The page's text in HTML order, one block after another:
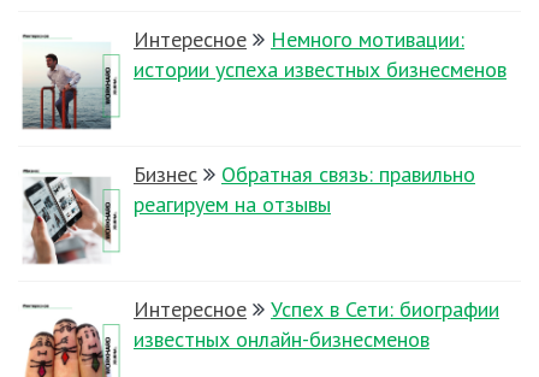
Интересное
Немного мотивации:
истории успеха известных бизнесменов
Бизнес
Обратная связь: правильно
реагируем на отзывы
Интересное
Успех в Сети: биографии
известных онлайн-бизнесменов